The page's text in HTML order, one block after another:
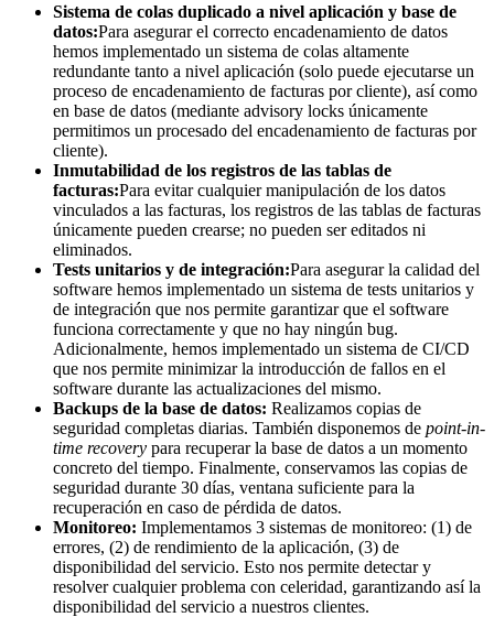
Sistema de colas duplicado a nivel aplicación y base de
datos:Para asegurar el correcto encadenamiento de datos
hemos implementado un sistema de colas altamente
redundante tanto a nivel aplicación (solo puede ejecutarse un
proceso de encadenamiento de facturas por cliente), así como
en base de datos (mediante advisory locks únicamente
permitimos un procesado del encadenamiento de facturas por
cliente).
Inmutabilidad de los registros de las tablas de
facturas:Para evitar cualquier manipulación de los datos
vinculados a las facturas, los registros de las tablas de facturas
únicamente pueden crearse; no pueden ser editados ni
eliminados.
Tests unitarios y de integración:Para asegurar la calidad del
software hemos implementado un sistema de tests unitarios y
de integración que nos permite garantizar que el software
funciona correctamente y que no hay ningún bug.
Adicionalmente, hemos implementado un sistema de CI/CD
que nos permite minimizar la introducción de fallos en el
software durante las actualizaciones del mismo.
Backups de la base de datos: Realizamos copias de
seguridad completas diarias. También disponemos de point-in-
time recovery para recuperar la base de datos a un momento
concreto del tiempo. Finalmente, conservamos las copias de
seguridad durante 30 días, ventana suficiente para la
recuperación en caso de pérdida de datos.
Monitoreo: Implementamos 3 sistemas de monitoreo: (1) de
errores, (2) de rendimiento de la aplicación, (3) de
disponibilidad del servicio. Esto nos permite detectar y
resolver cualquier problema con celeridad, garantizando así la
disponibilidad del servicio a nuestros clientes.